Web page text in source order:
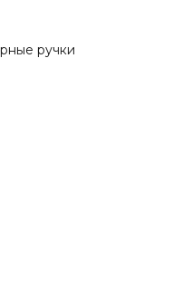
ручки